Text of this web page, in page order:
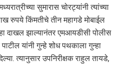
सुमारास चोरट्यांनी त्यांच्या
रुपये किंमतीचे तीन महागडे मोबाईल
दाखल झाल्यानंतर एमआयडीसी पोलीस
यांनी गुन्हे शोध पथकाला गुन्हा
त्यानुसार उपनिरीक्षक राहुल तायडे,